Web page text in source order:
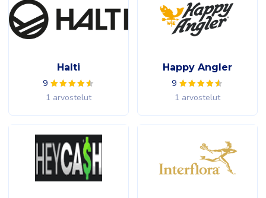
Halti
9
1 arvostelut
Happy Angler
9
1 arvostelut